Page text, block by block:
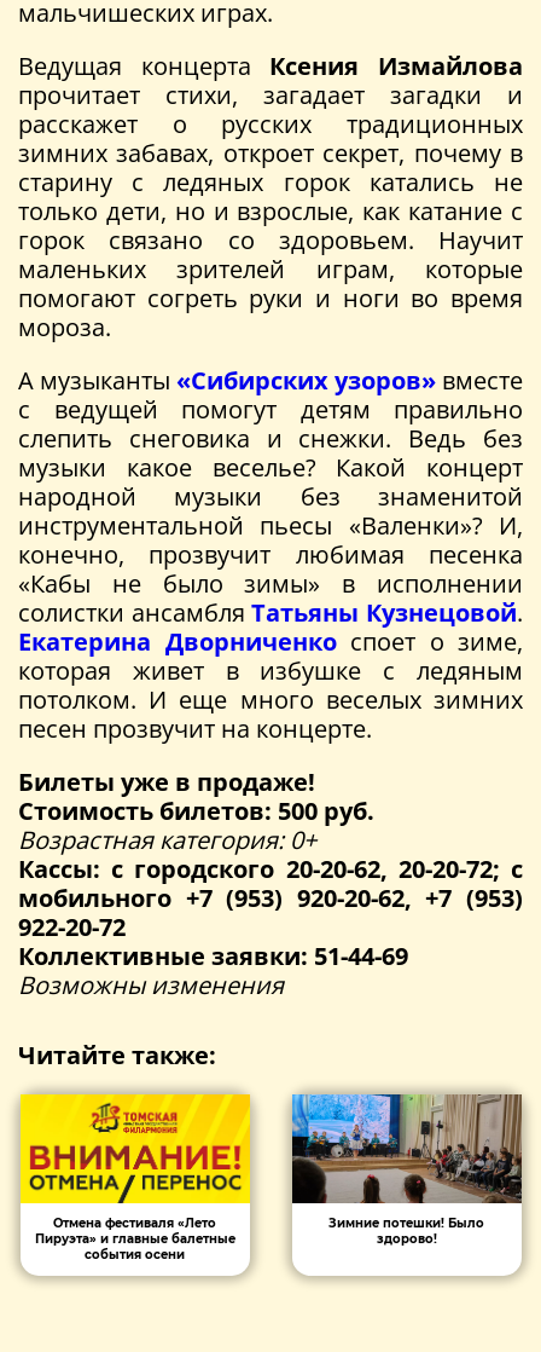
мальчишеских играх.
Ведущая концерта Ксения Измайлова
прочитает стихи, загадает загадки и
расскажет о русских традиционных
зимних забавах, откроет секрет, почему в
старину с ледяных горок катались не
только дети, но и взрослые, как катание с
горок связано со здоровьем. Научит
маленьких зрителей играм, которые
помогают согреть руки и ноги во время
мороза.
А музыканты «Сибирских узоров» вместе
с ведущей помогут детям правильно
слепить снеговика и снежки. Ведь без
музыки какое веселье? Какой концерт
народной музыки без знаменитой
инструментальной пьесы «Валенки»? И,
конечно, прозвучит любимая песенка
«Кабы не было зимы» в исполнении
солистки ансамбляТатьяны Кузнецовой.
Екатерина Дворниченкоспоет о зиме,
которая живет в избушке с ледяным
потолком. И еще много веселых зимних
песен прозвучит на концерте.
Билеты уже в продаже!
Стоимость билетов: 500 руб.
Возрастная категория: 0+
Кассы: с городского 20-20-62, 20-20-72; с
мобильного +7 (953) 920-20-62, +7 (953)
922-20-72
Коллективные заявки: 51-44-69
Возможны изменения
Читайте также:
Отмена фестиваля «Лето
Пируэта» и главные балетные
события осени
Зимние потешки! Было
здорово!